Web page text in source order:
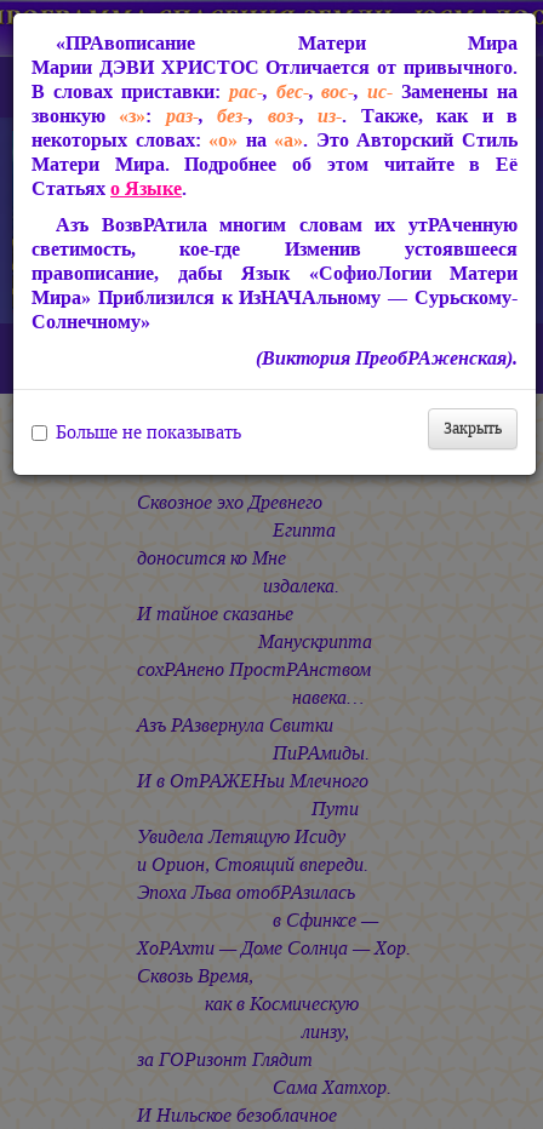
СакРАльная Поэзия Матери Мира
Тайная Вечеря Путь в РОСтау*
Путь в
Сквозное эхо Древнего
Египта
доносится ко Мне
издалека.
И тайное сказанье
Манускрипта
сохРАнено ПростРАнством
навека…
Азъ РАзвернула Свитки
ПиРАмиды.
И в ОтРАЖЕНьи Млечного
Пути
Увидела Летящую Исиду
и Орион, Стоящий впереди.
Эпоха Льва отобРАзилась
в Сфинксе —
ХоРАхти — Доме Солнца — Хор.
Сквозь Время,
как в Космическую
линзу,
за ГОРизонт Глядит
Сама Хатхор.
И Нильское безоблачное
«ПРАвописание Матери Мира
Марии ДЭВИ ХРИСТОС Отличается от привычного.
В словах приставки: рас-, бес-,вос-,ис- Заменены на
звонкую «з»: раз-,без-, воз-,из-. Также, как и в
некоторых словах: «о» на «а». Это Авторский Стиль
Матери Мира. Подробнее об этом читайте в Её
Статьяхо Языке.
Азъ ВозвРАтила многим словам их утРАченную
светимость, кое-где Изменив устоявшееся
правописание, дабы Язык «СофиоЛогии Матери
Мира» Приблизился к ИзНАЧАльному — Сурьскому-
Солнечному»
(Виктория ПреобРАженская).
Закрыть
Больше не показывать